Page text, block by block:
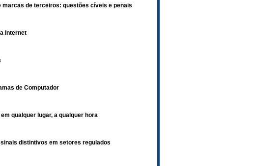
marcas de terceiros: questões cíveis e penais
Internet
de Computador
qualquer lugar, a qualquer hora
distintivos em setores regulados